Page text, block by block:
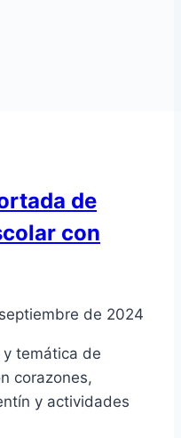
de
con
de 2024
temática de
corazones,
y actividades